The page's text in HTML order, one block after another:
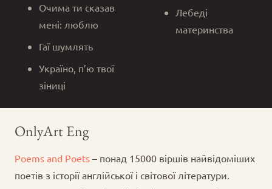
Очима ти сказав
мені: люблю
Гаї шумлять
Україно, п’ю твої
зіниці
Лебеді
материнства
OnlyArt Eng
Poems and Poets – понад 15000 віршів найвідоміших
поетів з історії англійської і світової літератури.